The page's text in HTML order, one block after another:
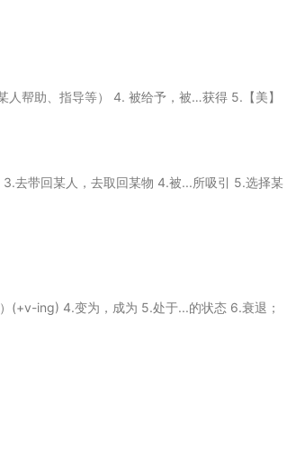
帮助、指导等） 4. 被给予，被…获得 5.【美】
去带回某人，去取回某物 4.被...所吸引 5.选择某
(+v-ing) 4.变为，成为 5.处于...的状态 6.衰退；